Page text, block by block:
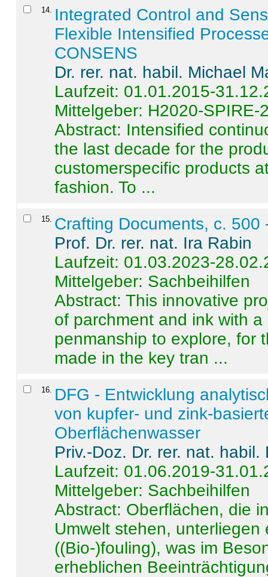
14
Integrated Control and
Flexible Intensified
CONSENS
Dr. rer. nat. habil. Michael
Laufzeit: 01.01.2015-
Mittelgeber: H2020-SPIRE-
Abstract: Intensified
the last decade for the
customerspecific products
fashion. To ...
15 Crafting Documents, c. 500
Prof. Dr. rer. nat. Ira Rabin
Laufzeit: 01.03.2023-
Mittelgeber: Sachbeihilfen
Abstract:This innovative
of parchment and ink with
penmanship to explore, for
made in the key tran ...
16
DFG - Entwicklung
von kupfer- und zink-
Oberflächenwasser
Priv.-Doz. Dr. rer. nat.
Laufzeit: 01.06.2019-
Mittelgeber: Sachbeihilfen
Abstract: Oberflächen, die
Umwelt stehen,
((Bio-)fouling), was im
erheblichen